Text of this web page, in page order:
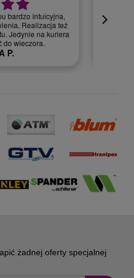
R.
żadnej oferty specjalnej